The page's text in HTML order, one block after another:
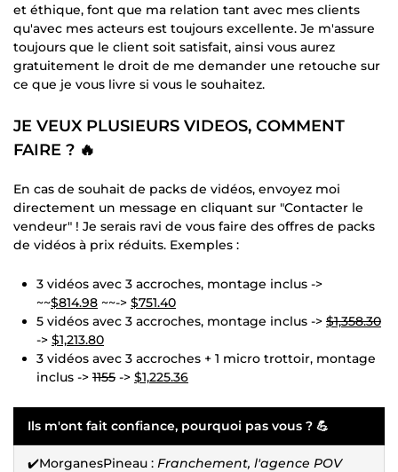
et éthique, font que ma relation tant avec mes clients
qu'avec mes acteurs est toujours excellente. Je m'assure
toujours que le client soit satisfait, ainsi vous aurez
gratuitement le droit de me demander une retouche sur
ce que je vous livre si vous le souhaitez.
JE VEUX PLUSIEURS VIDEOS, COMMENT
FAIRE ? 🔥
En cas de souhait de packs de vidéos, envoyez moi
directement un message en cliquant sur "Contacter le
vendeur" ! Je serais ravi de vous faire des offres de packs
de vidéos à prix réduits. Exemples :
3 vidéos avec 3 accroches, montage inclus ->
~~$814.98 ~~-> $751.40
5 vidéos avec 3 accroches, montage inclus -> $1,358.30
-> $1,213.80
3 vidéos avec 3 accroches + 1 micro trottoir, montage
inclus -> 1155 -> $1,225.36
Ils m'ont fait confiance, pourquoi pas vous ? 💪
✔️MorganesPineau : Franchement, l'agence POV